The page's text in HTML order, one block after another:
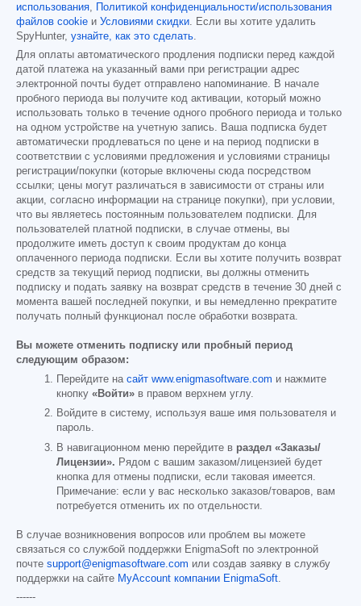
использования
Политикой конфиденциальности/использования
файлов cookie и Условиями скидки . Если вы хотите удалить
SpyHunter, узнайте, как это сделать
Для оплаты автоматического продления подписки перед каждой
датой платежа на указанный вами при регистрации адрес
электронной почты будет отправлено напоминание. В начале
пробного периода вы получите код активации, который можно
использовать только в течение одного пробного периода и только
на одном устройстве на учетную запись. Ваша подписка будет
автоматически продлеваться по цене и на период подписки в
соответствии с условиями предложения и условиями страницы
регистрации/покупки (которые включены сюда посредством
ссылки; цены могут различаться в зависимости от страны или
акции, согласно информации на странице покупки), при условии,
что вы являетесь постоянным пользователем подписки. Для
пользователей платной подписки, в случае отмены, вы
продолжите иметь доступ к своим продуктам до конца
оплаченного периода подписки. Если вы хотите получить возврат
средств за текущий период подписки, вы должны отменить
подписку и подать заявку на возврат средств в течение 30 дней с
момента вашей последней покупки, и вы немедленно прекратите
получать полный функционал после обработки возврата.
Вы можете отменить подписку или пробный период
следующим образом:
Перейдите на сайт www.enigmasoftware.com и нажмите
кнопку «Войти» в правом верхнем углу.
Войдите в систему, используя ваше имя пользователя и
пароль.
В навигационном меню перейдите в раздел «Заказы/
Лицензии». Рядом с вашим заказом/лицензией будет
кнопка для отмены подписки, если таковая имеется.
Примечание: если у вас несколько заказов/товаров, вам
потребуется отменить их по отдельности.
В случае возникновения вопросов или проблем вы можете
связаться со службой поддержки EnigmaSoft по электронной
почте support@enigmasoftware.com или создав заявку в службу
поддержки на сайте MyAccount компании EnigmaSoft
------